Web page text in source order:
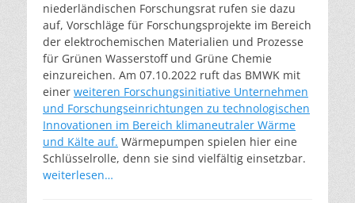
niederländischen Forschungsrat rufen sie dazu
auf, Vorschläge für Forschungsprojekte im Bereich
der elektrochemischen Materialien und Prozesse
für Grünen Wasserstoff und Grüne Chemie
einzureichen. Am 07.10.2022 ruft das BMWK mit
einer weiteren Forschungsinitiative Unternehmen
und Forschungseinrichtungen zu technologischen
Innovationen im Bereich klimaneutraler Wärme
und Kälte auf. Wärmepumpen spielen hier eine
Schlüsselrolle, denn sie sind vielfältig einsetzbar.
weiterlesen…